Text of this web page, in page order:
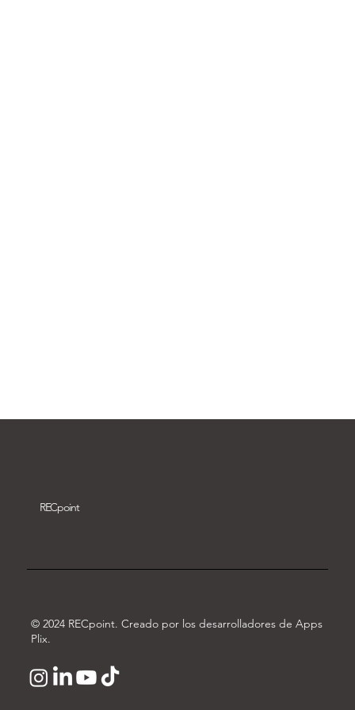
RECpoint
© 2024 RECpoint. Creado por los desarrolladores de Apps
Plix.